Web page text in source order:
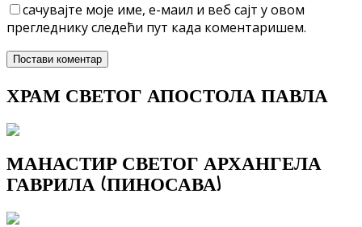
сачувајте моје име, е-маил и веб сајт у овом
прегледнику следећи пут када коментаришем.
ХРАМ СВЕТОГ АПОСТОЛА ПАВЛА
МАНАСТИР СВЕТОГ АРХАНГЕЛА
ГАВРИЛА (ПИНОСАВА)